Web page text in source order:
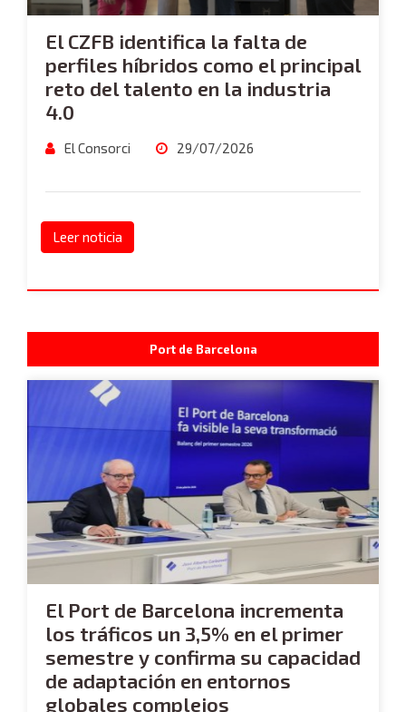
El CZFB identifica la falta de
perfiles híbridos como el principal
reto del talento en la industria
4.0
El Consorci 29/07/2026
Leer noticia
Port de Barcelona
El Port de Barcelona incrementa
los tráficos un 3,5% en el primer
semestre y confirma su capacidad
de adaptación en entornos
globales complejos